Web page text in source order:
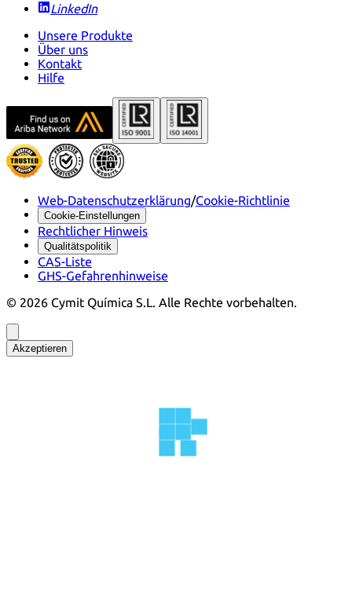
LinkedIn
Unsere Produkte
Über uns
Kontakt
Hilfe
Web-Datenschutzerklärung/Cookie-Richtlinie
Cookie-Einstellungen
Rechtlicher Hinweis
Qualitätspolitik
CAS-Liste
GHS-Gefahrenhinweise
© 2026 Cymit Química S.L. Alle Rechte vorbehalten.
Akzeptieren